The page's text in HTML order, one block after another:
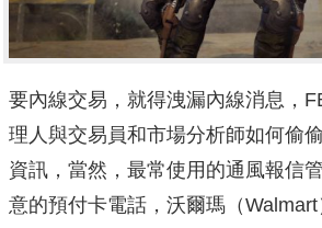
要內線交易，就得洩漏內線消息，
理人與交易員和市場分析師如何偷
資訊，當然，最常使用的通風報信
意的預付卡電話，沃爾瑪（